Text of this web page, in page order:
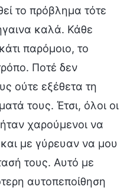
το πρόβλημα τότε
καλά. Κάθε
παρόμοιο, το
Ποτέ δεν
ούτε εξέθετα τη
τους. Έτσι, όλοι οι
χαρούμενοι να
με γύρευαν να μου
τους. Αυτό με
αυτοπεποίθηση